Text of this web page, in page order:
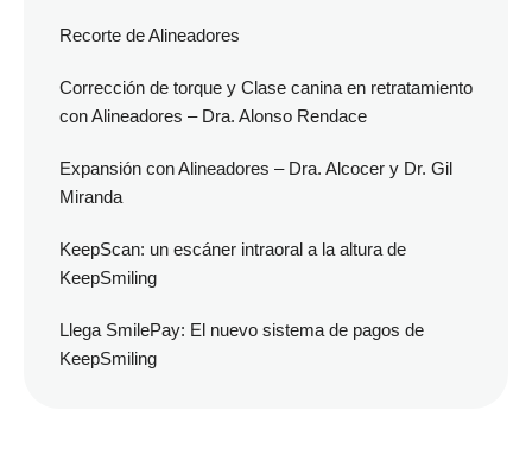
Recorte de Alineadores
Corrección de torque y Clase canina en retratamiento
con Alineadores – Dra. Alonso Rendace
Expansión con Alineadores – Dra. Alcocer y Dr. Gil
Miranda
KeepScan: un escáner intraoral a la altura de
KeepSmiling
Llega SmilePay: El nuevo sistema de pagos de
KeepSmiling